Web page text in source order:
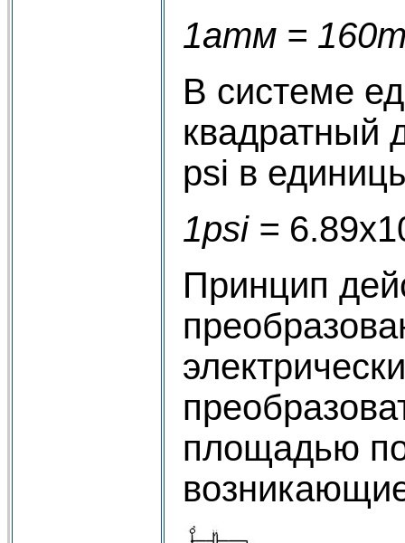
1атм =
В системе
квадратный
рsi в
1рsi=
Принцип
площадью